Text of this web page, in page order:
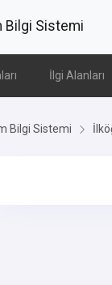
Bilgi Sistemi
İlgi Alanları
Bilgi Sistemi